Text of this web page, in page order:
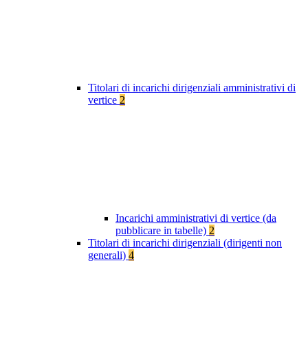
Titolari di incarichi dirigenziali amministrativi di
vertice 2
Incarichi amministrativi di vertice (da
pubblicare in tabelle) 2
Titolari di incarichi dirigenziali (dirigenti non
generali) 4